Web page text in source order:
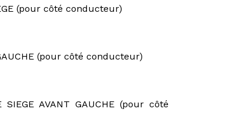
(pour côté conducteur)
(pour côté conducteur)
SIEGE AVANT GAUCHE (pour côté